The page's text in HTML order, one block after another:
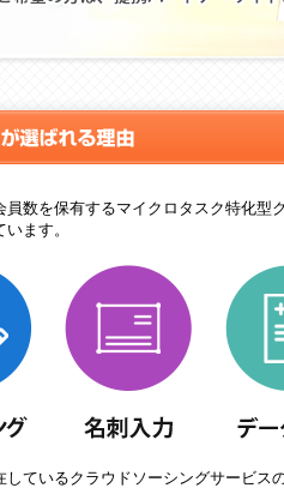
ラウドソーシングネットワ
員数を保有するマイクロタスク特化型
ます。
しているクラウドソーシングサービス